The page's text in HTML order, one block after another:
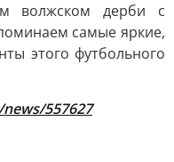
волжском дерби с
самые яркие,
этого футбольного
557627